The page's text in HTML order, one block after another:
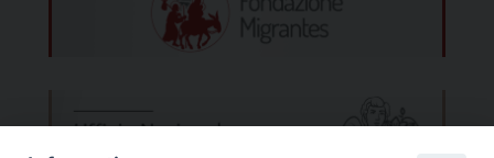
l’aria, appartiene a tutti, in più nel credente
ha un indirizzo chiaro e la certezza di essere
che desideriamo. La logica di Dio, infatti, è
diversa dalla nostra. Invocarlo significa dirsi